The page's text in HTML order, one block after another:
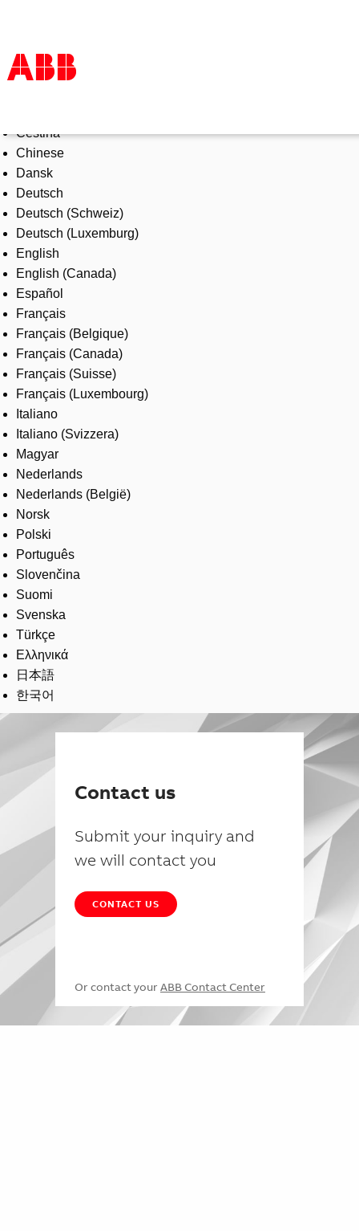
Products & Solutions
Industries
Services
About us
Where to buy
Contact us
Careers
Čeština
Chinese
Dansk
Deutsch
Deutsch (Schweiz)
Deutsch (Luxemburg)
English
English (Canada)
Español
Français
Français (Belgique)
Français (Canada)
Français (Suisse)
Français (Luxembourg)
Italiano
Italiano (Svizzera)
Magyar
Nederlands
Nederlands (België)
Norsk
Polski
Português
Slovenčina
Suomi
Svenska
Türkçe
Ελληνικά
日本語
한국어
Contact us
Submit your inquiry and
we will contact you
CONTACT US
Or contact your ABB Contact Center